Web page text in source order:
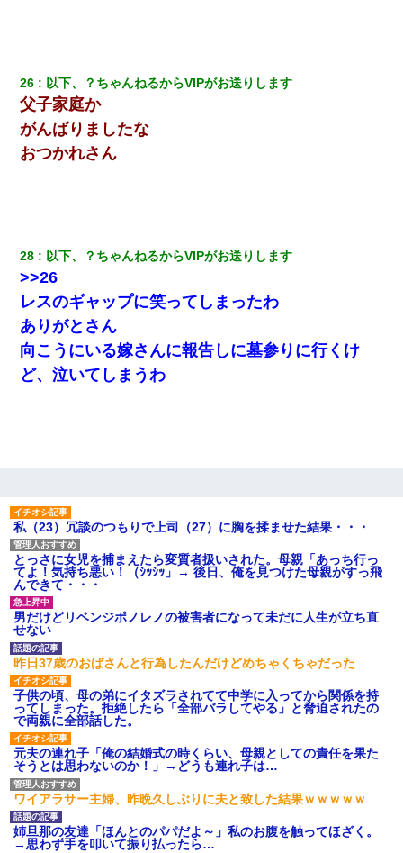
26 以下、？ちゃんねるからVIPがお送りします
父子家庭か
がんばりましたな
おつかれさん
28 以下、？ちゃんねるからVIPがお送りします
>>26
レスのギャップに笑ってしまったわ
ありがとさん
向こうにいる嫁さんに報告しに墓参りに行くけ
ど、泣いてしまうわ
私（23）冗談のつもりで上司（27）に胸を揉ませた結果・・・
とっさに女児を捕まえたら変質者扱いされた。母親「あっち行っ
てよ！気持ち悪い！（ｼｯｼｯ」→ 後日、俺を見つけた母親がすっ飛
んできて・・・
男だけどリベンジポノレノの被害者になって未だに人生が立ち直
せない
昨日37歳のおばさんと行為したんだけどめちゃくちゃだった
子供の頃、母の弟にイタズラされてて中学に入ってから関係を持
ってしまった。拒絶したら「全部バラしてやる」と脅迫されたの
で両親に全部話した。
元夫の連れ子「俺の結婚式の時くらい、母親としての責任を果た
そうとは思わないのか！」→どうも連れ子は…
ワイアラサー主婦、昨晩久しぶりに夫と致した結果ｗｗｗｗｗ
姉旦那の友達「ほんとのパパだよ～」私のお腹を触ってほざく。
→思わず手を叩いて振り払ったら…